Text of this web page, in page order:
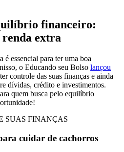
financeiro:
renda extra
é essencial para ter uma boa
o Educando seu Bolso lançou
controle das suas finanças e ainda
dívidas, crédito e investimentos.
quem busca pelo equilíbrio
SUAS FINANÇAS
cuidar de cachorros